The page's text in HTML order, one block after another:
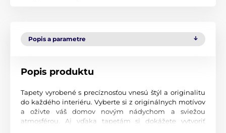
Popis a parametre
Popis produktu
Tapety vyrobené s precíznosťou vnesú štýl a originalitu
do každého interiéru. Vyberte si z originálnych motívov
a oživte váš domov novým nádychom a sviežou
atmosférou. Aj vďaka tapetám si dokážete vytvoriť